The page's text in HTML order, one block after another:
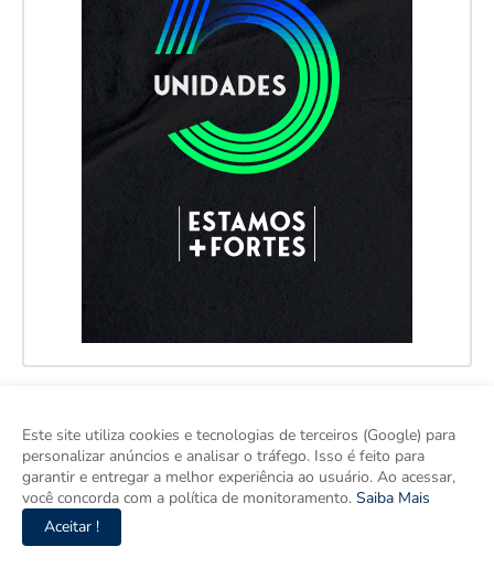
Este site utiliza cookies e tecnologias de terceiros (Google) para
personalizar anúncios e analisar o tráfego. Isso é feito para
garantir e entregar a melhor experiência ao usuário. Ao acessar,
você concorda com a política de monitoramento. Saiba Mais
Aceitar !